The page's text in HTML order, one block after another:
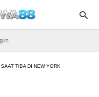
TIBA DI NEW YORK